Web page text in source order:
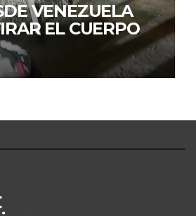
VENEZUELA
EL CUERPO
QUE
SEIS DÍAS EN